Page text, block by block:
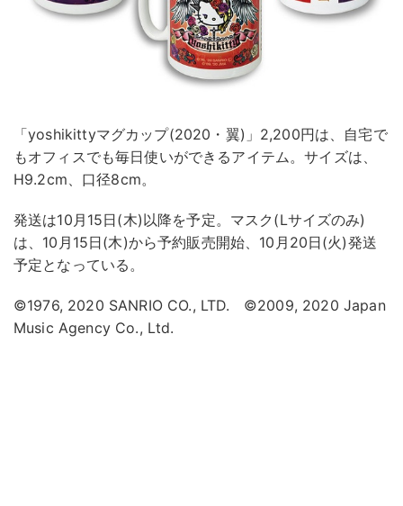
「yoshikittyマグカップ(2020・翼)」2,200円は、自宅で
もオフィスでも毎日使いができるアイテム。サイズは、
H9.2cm、口径8cm。
発送は10月15日(木)以降を予定。マスク(Lサイズのみ)
は、10月15日(木)から予約販売開始、10月20日(火)発送
予定となっている。
©1976, 2020 SANRIO CO., LTD. ©2009, 2020 Japan
Music Agency Co., Ltd.